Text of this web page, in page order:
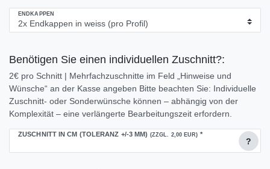
ENDKAPPEN
Benötigen Sie einen individuellen Zuschnitt?:
2€ pro Schnitt | Mehrfachzuschnitte im Feld „Hinweise und
Wünsche“ an der Kasse angeben Bitte beachten Sie: Individuelle
Zuschnitt- oder Sonderwünsche können – abhängig von der
Komplexität – eine verlängerte Bearbeitungszeit erfordern.
ZUSCHNITT IN CM (TOLERANZ +/-3 MM) (ZZGL. 2,00 EUR) *
?